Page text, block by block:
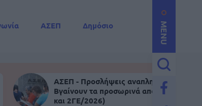
MENU
ΑΣΕΠ
Δημόσιο
ΑΣΕΠ - Προσλήψεις αναπληρωτών:
Βγαίνουν τα προσωρινά αποτελέσματα
και 2ΓΕ/2026)